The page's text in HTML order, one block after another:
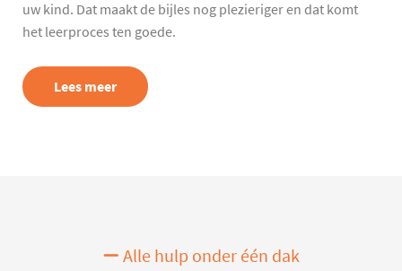
uw kind. Dat maakt de bijles nog plezieriger en dat komt
het leerproces ten goede.
Lees meer
Alle hulp onder één dak